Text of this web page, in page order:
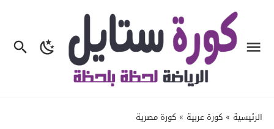
الرئيسية » كورة عربية » كورة مصرية